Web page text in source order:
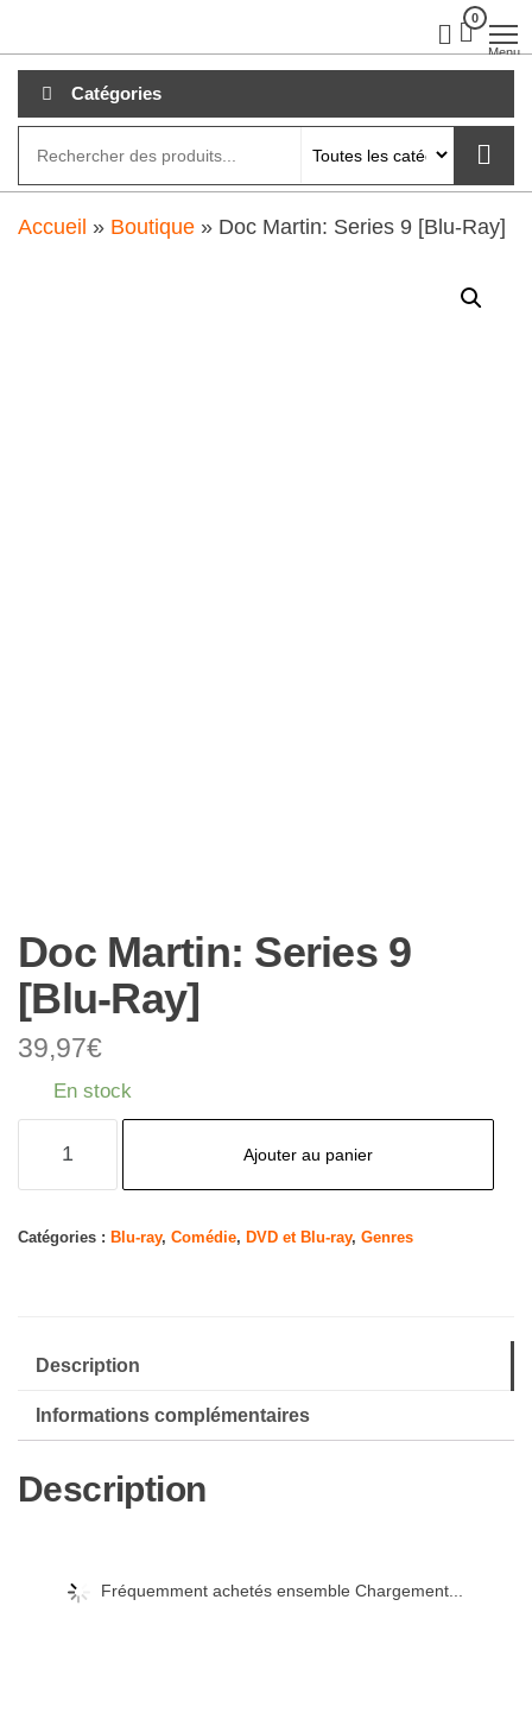
au
contenu
0
Menu
Catégories
Accueil » Boutique » Doc Martin: Series 9 [Blu-Ray]
Doc Martin: Series 9
[Blu-Ray]
39,97€
En stock
Martin:
Ray]
Ajouter au panier
Catégories : Blu-ray, Comédie, DVD et Blu-ray, Genres
Description
Informations complémentaires
Description
Fréquemment achetés ensemble Chargement...